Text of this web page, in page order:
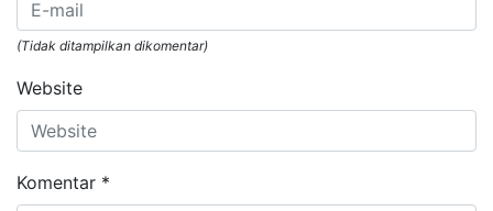
(Tidak ditampilkan dikomentar)
Website
Komentar *